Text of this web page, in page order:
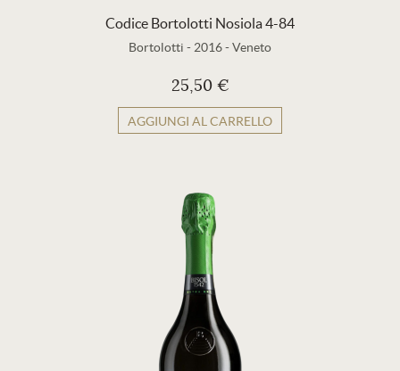
Codice Bortolotti Nosiola 4-84
Bortolotti - 2016-Veneto
25,50 €
AGGIUNGI AL CARRELLO